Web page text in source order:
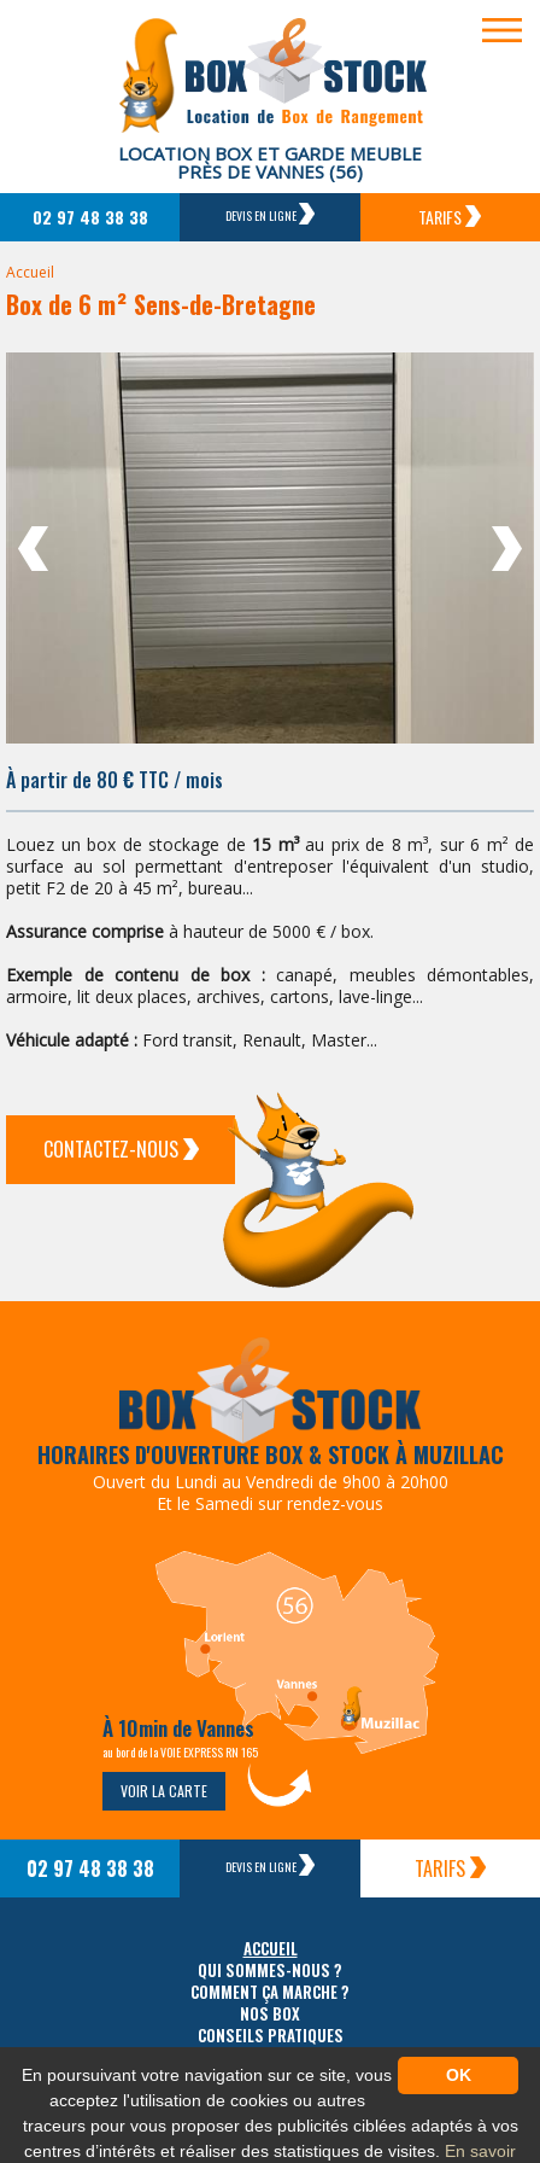
LOCATION BOX ET GARDE MEUBLE
PRÈS DE VANNES (56)
02 97 48 38 38 DEVIS EN LIGNE TARIFS
Accueil
Box de 6 m² Sens-de-Bretagne
À partir de 80 € TTC / mois
Louez un box de stockage de 15 m³au prix de 8 m³, sur 6 m² de
surface au sol permettant d'entreposer l'équivalent d'un studio,
petit F2 de 20 à 45 m², bureau...
Assurance comprise à hauteur de 5000 € / box.
Exemple de contenu de box :canapé, meubles démontables,
armoire, lit deux places, archives, cartons, lave-linge...
Véhicule adapté : Ford transit, Renault, Master...
CONTACTEZ-NOUS
02 97 48 38 38 DEVIS EN LIGNE TARIFS
HORAIRES D'OUVERTURE BOX & STOCK À MUZILLAC
Ouvert du Lundi au Vendredi de 9h00 à 20h00
Et le Samedi sur rendez-vous
À 10min de Vannes
au bord de la VOIE EXPRESS RN 165
VOIR LA CARTE
ACCUEIL
QUI SOMMES-NOUS ?
COMMENT ÇA MARCHE ?
NOS BOX
CONSEILS PRATIQUES
ACCÈS
CONTACT
MENTIONS LÉGALES-PLAN DU SITE-PROTECTION DES DONNÉES PERSONNELLES -NOS FLUX RSS
OK
En poursuivant votre navigation sur ce site, vous
acceptez l'utilisation de cookies ou autres
traceurs pour vous proposer des publicités ciblées adaptés à vos
centres d’intérêts et réaliser des statistiques de visites. En savoir